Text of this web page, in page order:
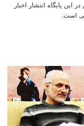
این پایگاه انتشار اخبار
است.